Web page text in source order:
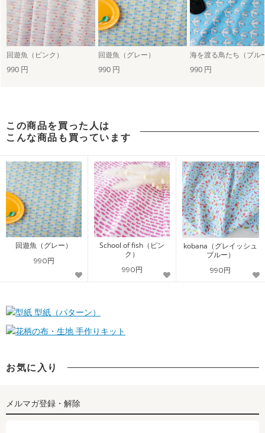
回遊魚（ピンク） 回遊魚（グレー） 海を渡る鳥たち（ブル
990 円 990 円 990 円
この商品を買った人は
こんな商品も買っています
回遊魚（グレー）
990円
School of fish（ピン
ク）
990円
kobana（グレイッシュ
ブルー）
990円
型紙（パターン）
手作りキット
お気に入り
メルマガ登録・解除